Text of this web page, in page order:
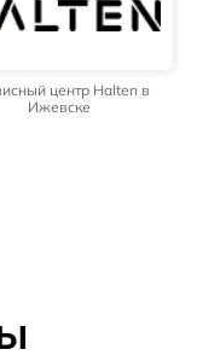
центр Halten в
Ижевске